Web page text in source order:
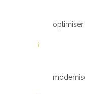
optimiser